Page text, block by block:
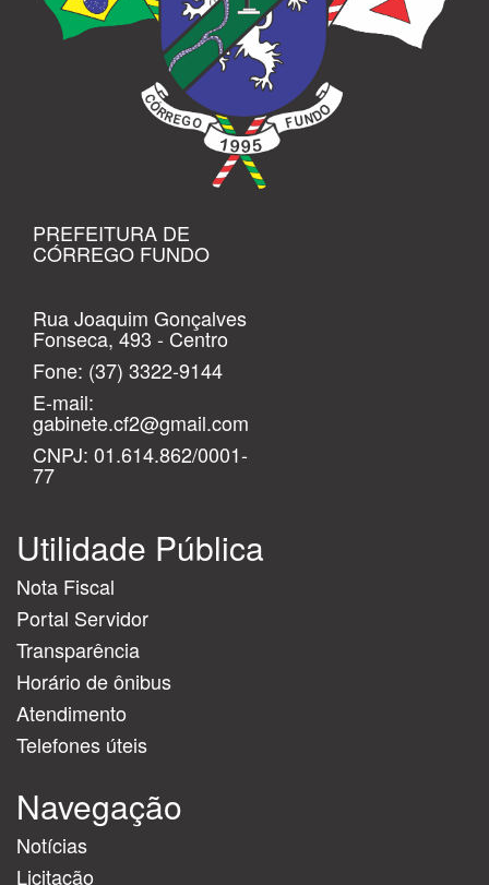
PREFEITURA DE
CÓRREGO FUNDO
Rua Joaquim Gonçalves
Fonseca, 493 - Centro
Fone: (37) 3322-9144
E-mail:
gabinete.cf2@gmail.com
CNPJ: 01.614.862/0001-
77
Utilidade Pública
Nota Fiscal
Portal Servidor
Transparência
Horário de ônibus
Atendimento
Telefones úteis
Navegação
Notícias
Licitação